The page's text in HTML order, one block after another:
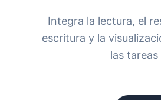
Integra la lectura, el
escritura y la
las